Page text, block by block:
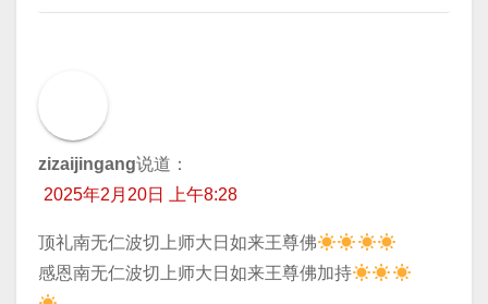
zizaijingang说道：
2025年2月20日 上午8:28
顶礼南无仁波切上师大日如来王尊佛
​感恩南无仁波切上师大日如来王尊佛加持